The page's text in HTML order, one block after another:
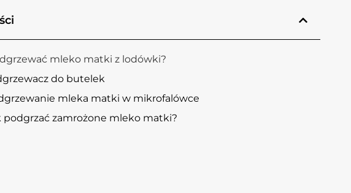
mleko matki z lodówki?
do butelek
mleka matki w mikrofalówce
podgrzać zamrożone mleko matki?